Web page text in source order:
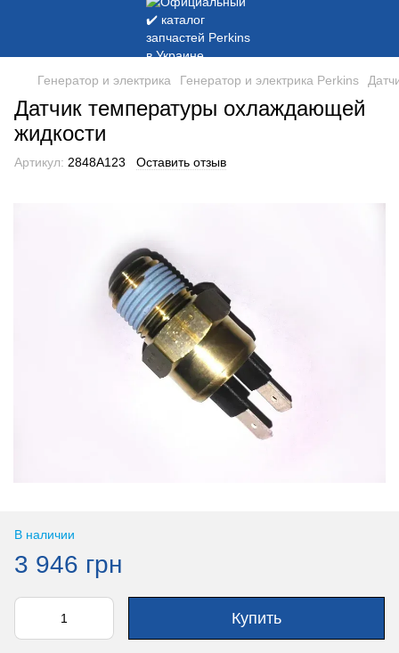
Генератор и электрика Генератор и электрика Perkins
Датчик температуры охлаждающей
жидкости
Артикул: 2848A123 Оставить отзыв
В наличии
3 946 грн
Купить